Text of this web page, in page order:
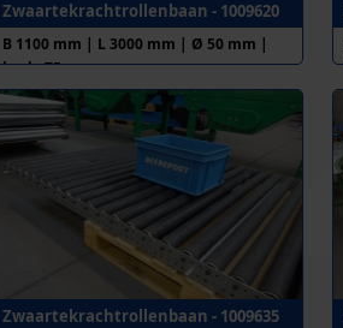
Zwaartekrachtrollenbaan - 1009620
B 1100 mm | L 3000 mm | Ø 50 mm |
h.o.h. 75 mm
Zwaartekrachtrollenbaan - 1009635